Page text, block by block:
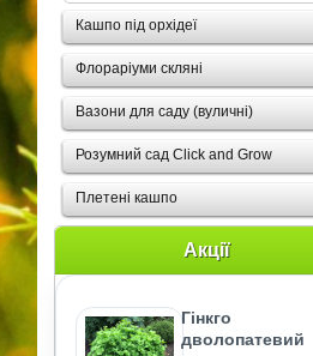
Кашпо під орхідеї
Флораріуми скляні
Вазони для саду (вуличні)
Розумний сад Click and Grow
Плетені кашпо
Акції
Гінкго
дволопатевий